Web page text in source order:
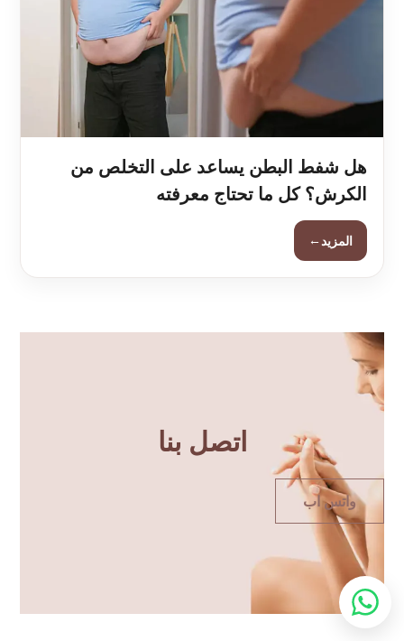
هل شفط البطن يساعد على التخلص من
الكرش؟ كل ما تحتاج معرفته
المزيد←
اتصل بنا
واتس اب